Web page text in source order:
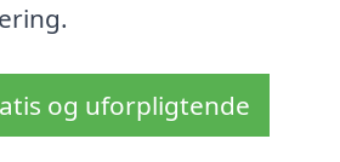
og uforpligtende